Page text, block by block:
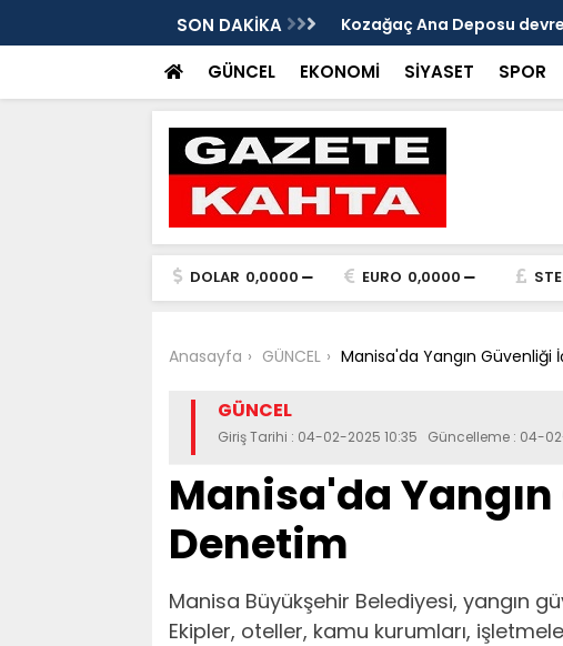
SON DAKİKA
Özbey'in acısı: 'Bu olay hepimize
Kozağaç Ana Deposu
projesinde önemli eşik aşıldı
GÜNCEL EKONOMİ SİYASET SPOR
DOLAR 0,0000 EURO 0,0000
Anasayfa GÜNCEL Manisa'da Yangın Güvenliği
GÜNCEL
Giriş Tarihi : 04-02-2025 10:35 Güncelleme : 04-
Manisa'da Yangın
Denetim
Manisa Büyükşehir Belediyesi, yangın
Ekipler, oteller, kamu kurumları,